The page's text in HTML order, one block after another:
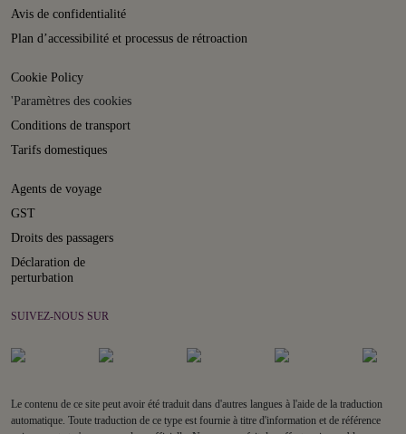
Avis de confidentialité
Plan d’accessibilité et processus de rétroaction
Cookie Policy
'Paramètres des cookies
Conditions de transport
Tarifs domestiques
Agents de voyage
GST
Droits des passagers
Déclaration de
perturbation
SUIVEZ-NOUS SUR
Le contenu de ce site peut avoir été traduit dans d'autres langues à l'aide de la traduction
automatique. Toute traduction de ce type est fournie à titre d'information et de référence